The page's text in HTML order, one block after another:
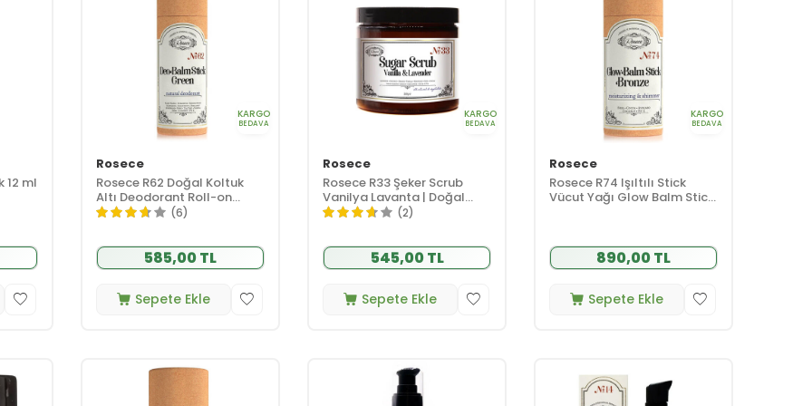
12 ml
KARGO
BEDAVA
Rosece
Rosece R62 Doğal Koltuk
Altı Deodorant Roll-on
Green 60 ml (6)
585,00 TL
Sepete Ekle
KARGO
BEDAVA
Rosece
Rosece R33 Şeker Scrub
Vanilya Lavanta | Doğal
AHA Arındırıcı Peeling 260 gr
(2)
545,00 TL
Sepete Ekle
KARGO
BEDAVA
Rosece
Rosece R74 Işıltılı Stick
Vücut Yağı Glow Balm Stick
890,00 TL
Sepete Ekle